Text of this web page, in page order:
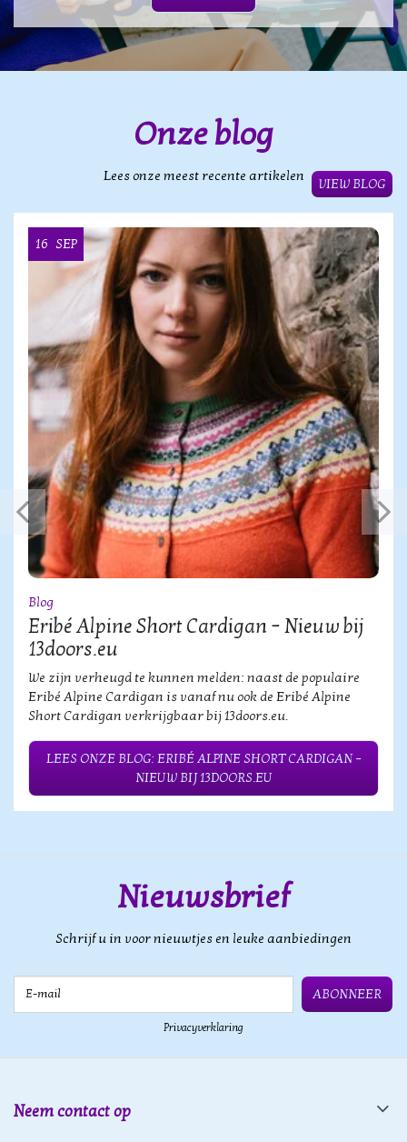
Onze blog
Lees onze meest recente artikelen
VIEW BLOG
16 SEP
Blog
Eribé Alpine Short Cardigan – Nieuw bij
13doors.eu
We zijn verheugd te kunnen melden: naast de populaire
Eribé Alpine Cardigan is vanaf nu ook de Eribé Alpine
Short Cardigan verkrijgbaar bij 13doors.eu.
LEES ONZE BLOG: ERIBÉ ALPINE SHORT CARDIGAN –
NIEUW BIJ 13DOORS.EU
Nieuwsbrief
Schrijf u in voor nieuwtjes en leuke aanbiedingen
ABONNEER
Privacyverklaring
Neem contact op